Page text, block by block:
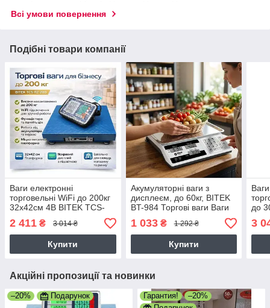
Всі умови повернення
Подібні товари компанії
Ваги електронні
торговельні WiFi до 200кг
32х42см 4В BITEK TCS-
R2-200
2 411 ₴ 3 014 ₴
Купити
Акумуляторні ваги з
дисплеєм, до 60кг, BITEK
BT-984 Торгові ваги Ваги
електронні настольні
1 033₴ 1 292 ₴
Купити
до
3
Акційні пропозиції та новинки
–20% Подарунок Гарантия!
–20%